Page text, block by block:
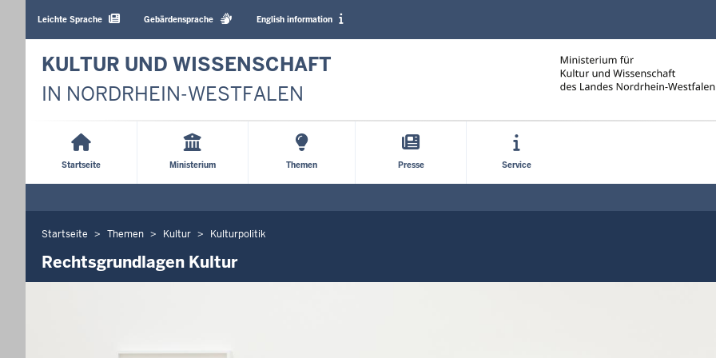
Sprachen
Leichte Sprache Gebärdensprache English information
KULTUR UND WISSENSCHAFT
IN NORDRHEIN-WESTFALEN
Startseite Ministerium Themen Presse Service
Sie
befinden
Startseite Themen Kultur Kulturpolitik
Rechtsgrundlagen Kultur